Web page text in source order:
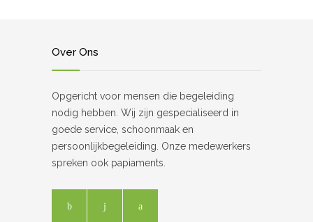
Over Ons
Opgericht voor mensen die begeleiding
nodig hebben. Wij zijn gespecialiseerd in
goede service, schoonmaak en
persoonlijkbegeleiding. Onze medewerkers
spreken ook papiaments.